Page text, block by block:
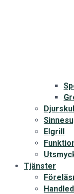
Elgrill
Tjänster